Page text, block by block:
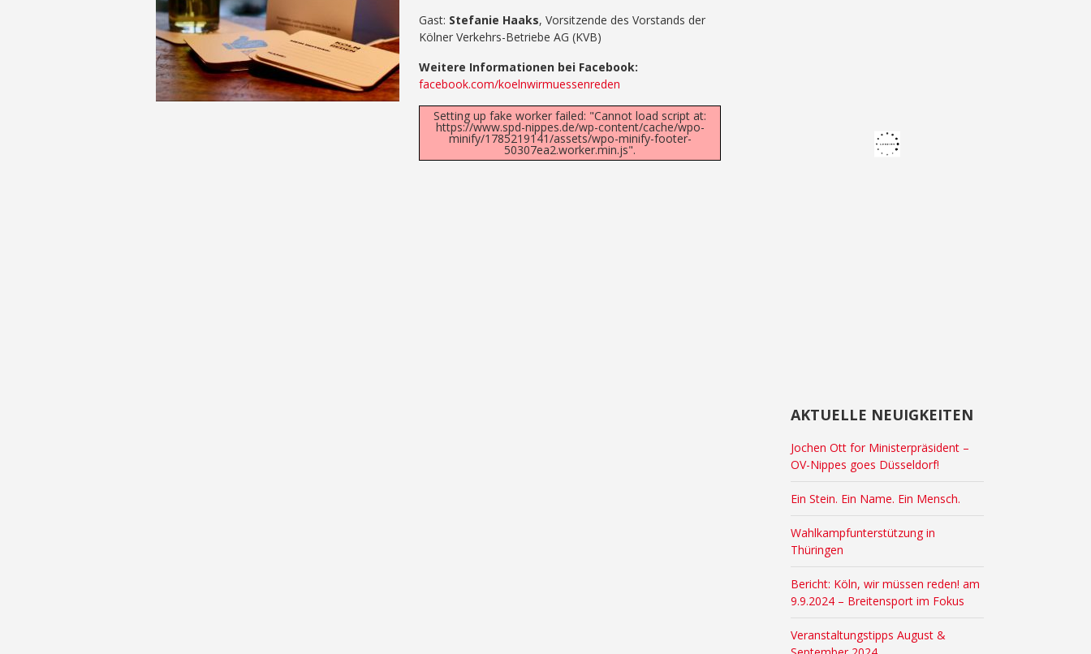
Gast: Stefanie Haaks, Vorsitzende des Vorstands der
Kölner Verkehrs-Betriebe AG (KVB)
Weitere Informationen bei Facebook:
facebook.com/koelnwirmuessenreden
Setting up fake worker failed: "Cannot load script at:
https://www.spd-nippes.de/wp-content/cache/wpo-
minify/1785219141/assets/wpo-minify-footer-
50307ea2.worker.min.js".
AKTUELLE NEUIGKEITEN
Jochen Ott for Ministerpräsident –
OV-Nippes goes Düsseldorf!
Ein Stein. Ein Name. Ein Mensch.
Wahlkampfunterstützung in
Thüringen
Bericht: Köln, wir müssen reden! am
9.9.2024 – Breitensport im Fokus
Veranstaltungstipps August &